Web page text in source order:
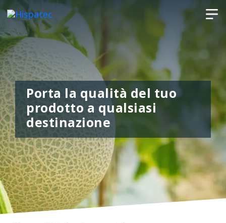
Porta la qualità del tuo
prodotto a qualsiasi
destinazione